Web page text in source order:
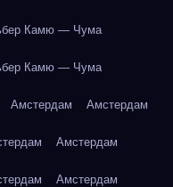
Камю — Чума
Камю — Чума
Амстердам Амстердам
Амстердам
Амстердам